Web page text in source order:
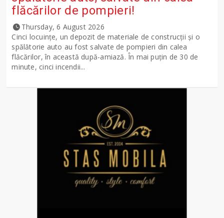
flăcărilor de pompieri!
Thursday, 6 August 2026
Cinci locuințe, un depozit de materiale de construcții și o
spălătorie auto au fost salvate de pompieri din calea
flăcărilor, în această după-amiază. În mai puțin de 30 de
minute, cinci incendii...